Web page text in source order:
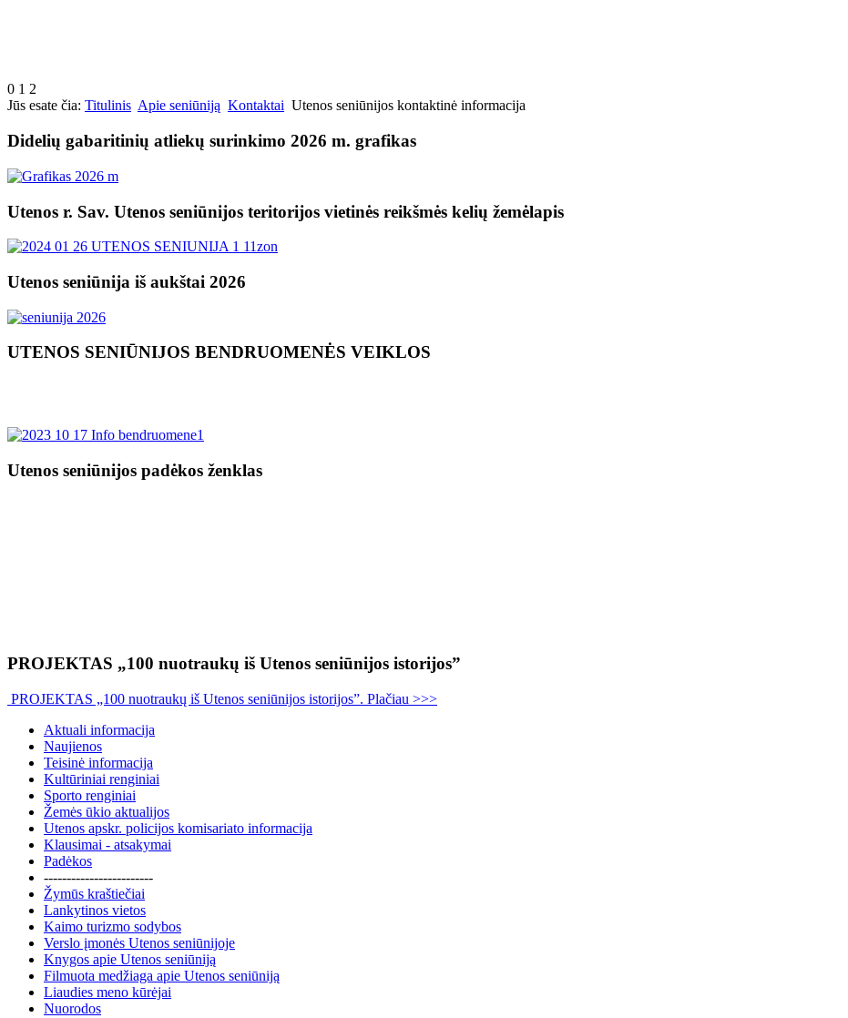
0 1 2
Jūs esate čia: Titulinis Apie seniūniją Kontaktai Utenos seniūnijos kontaktinė informacija
Didelių gabaritinių atliekų surinkimo 2026 m. grafikas
Utenos r. Sav. Utenos seniūnijos teritorijos vietinės reikšmės kelių žemėlapis
Utenos seniūnija iš aukštai 2026
UTENOS SENIŪNIJOS BENDRUOMENĖS VEIKLOS
Utenos seniūnijos padėkos ženklas
PROJEKTAS „100 nuotraukų iš Utenos seniūnijos istorijos”
PROJEKTAS „100 nuotraukų iš Utenos seniūnijos istorijos”. Plačiau >>>
Aktuali informacija
Naujienos
Teisinė informacija
Kultūriniai renginiai
Sporto renginiai
Žemės ūkio aktualijos
Utenos apskr. policijos komisariato informacija
Klausimai - atsakymai
Padėkos
------------------------
Žymūs kraštiečiai
Lankytinos vietos
Kaimo turizmo sodybos
Verslo įmonės Utenos seniūnijoje
Knygos apie Utenos seniūniją
Filmuota medžiaga apie Utenos seniūniją
Liaudies meno kūrėjai
Nuorodos